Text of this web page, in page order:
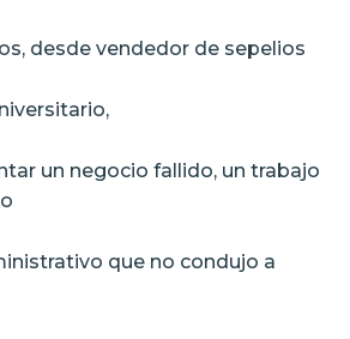
desde vendedor de sepelios
un negocio fallido, un trabajo
que no condujo a